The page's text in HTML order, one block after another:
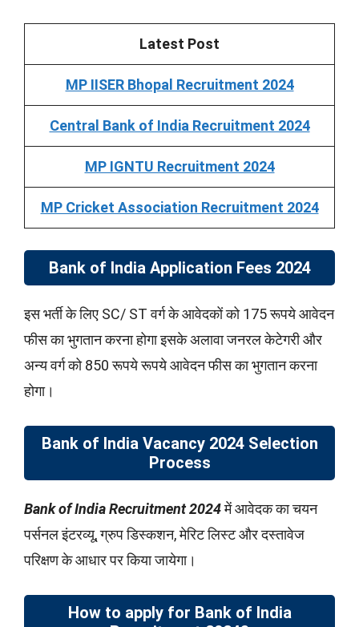
Latest Post
MP IISER Bhopal Recruitment 2024
Central Bank of India Recruitment 2024
MP IGNTU Recruitment 2024
MP Cricket Association Recruitment 2024
Bank of India Application Fees 2024
इस भर्ती के लिए SC/ ST वर्ग के आवेदकों को 175 रूपये आवेदन
फीस का भुगतान करना होगा इसके अलावा जनरल केटेगरी और
अन्य वर्ग को 850 रूपये रूपये आवेदन फीस का भुगतान करना
होगा।
Bank of India Vacancy 2024 Selection
Process
Bank of IndiaRecruitment 2024में आवेदक का चयन
पर्सनल इंटरव्यू, ग्रुप डिस्कशन, मेरिट लिस्ट और दस्तावेज
परिक्षण के आधार पर किया जायेगा।
How to apply for Bank of India